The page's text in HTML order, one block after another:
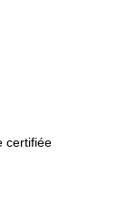
certifiée